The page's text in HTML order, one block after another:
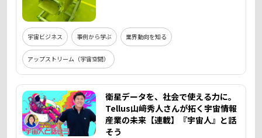
宇宙ビジネス 事例から学ぶ 業界動向を知る
アップストリーム（宇宙空間）
衛星データを、社会で使える力に。
Tellus山﨑秀人さんが拓く宇宙情報
産業の未来【連載】『宇宙人』と話
そう